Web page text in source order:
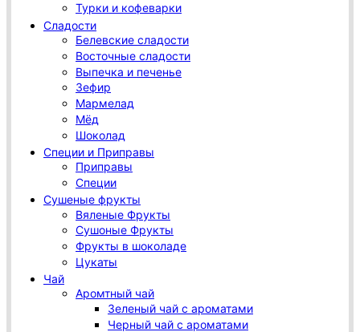
Турки и кофеварки
Сладости
Белевские сладости
Восточные сладости
Выпечка и печенье
Зефир
Мармелад
Мёд
Шоколад
Специи и Приправы
Приправы
Специи
Сушеные фрукты
Вяленые Фрукты
Сушоные Фрукты
Фрукты в шоколаде
Цукаты
Чай
Аромтный чай
Зеленый чай с ароматами
Черный чай с ароматами